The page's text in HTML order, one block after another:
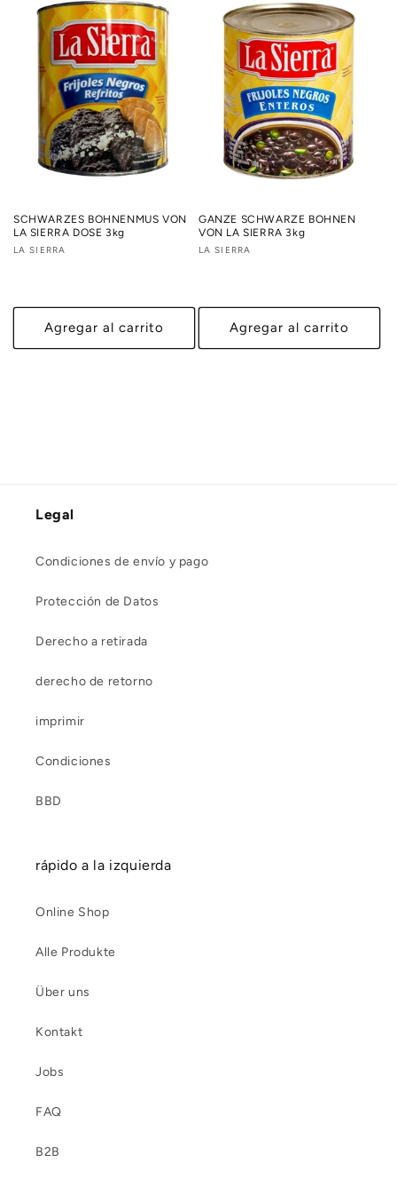
SCHWARZES BOHNENMUS VON
LA SIERRA DOSE 3kg
Proveedor:
LA SIERRA
Agregar al carrito
GANZE SCHWARZE BOHNEN
VON LA SIERRA 3kg
Proveedor:
LA SIERRA
Agregar al carrito
Legal
Condiciones de envío y pago
Protección de Datos
Derecho a retirada
derecho de retorno
imprimir
Condiciones
BBD
rápido a la izquierda
Online Shop
Alle Produkte
Über uns
Kontakt
Jobs
FAQ
B2B